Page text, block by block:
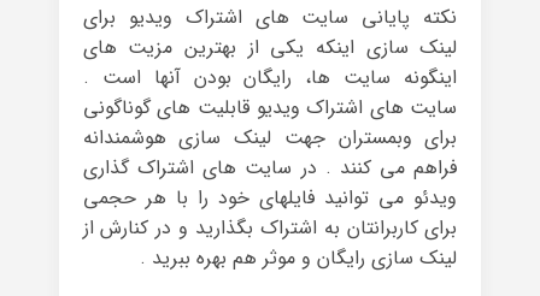
نکته پایانی سایت های اشتراک ویدیو برای
لینک سازی اینکه یکی از بهترین مزیت های
اینگونه سایت‌ ها، رایگان بودن آنها است .
سایت های اشتراک ویدیو قابلیت‌ های گوناگونی
برای وبمستران جهت لینک سازی هوشمندانه
فراهم می کنند . در سایت های اشتراک گذاری
ویدئو می‌ توانید فایلهای خود را با هر حجمی
برای کاربرانتان به اشتراک بگذارید و در کنارش از
لینک سازی رایگان و موثر هم بهره ببرید .